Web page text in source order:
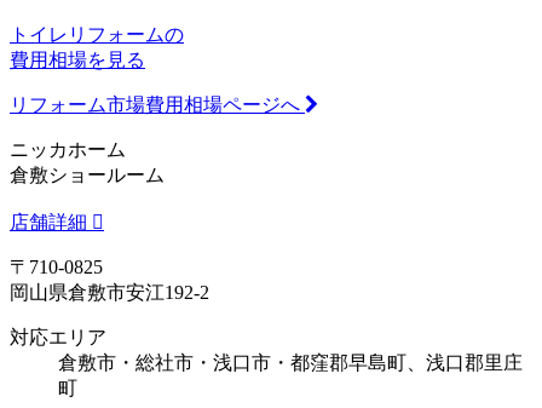
トイレリフォームの
費用相場を見る
リフォーム市場費用相場ページへ
ニッカホーム
倉敷ショールーム
店舗詳細
〒710-0825
岡山県倉敷市安江192-2
対応エリア
倉敷市・総社市・浅口市・都窪郡早島町、浅口郡里庄
町